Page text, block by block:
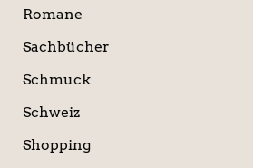
Romane
Sachbücher
Schmuck
Schweiz
Shopping